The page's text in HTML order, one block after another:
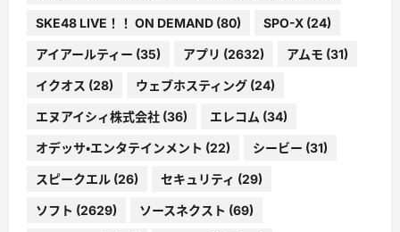
SKE48 LIVE！！ ON DEMAND (80) SPO-X (24)
アイアールティー (35) アプリ (2632) アムモ (31)
イクオス (28) ウェブホスティング (24)
エヌアイシィ株式会社 (36) エレコム (34)
オデッサ・エンタテインメント (22) シービー (31)
スピークエル (26) セキュリティ (29)
ソフト (2629) ソースネクスト (69)